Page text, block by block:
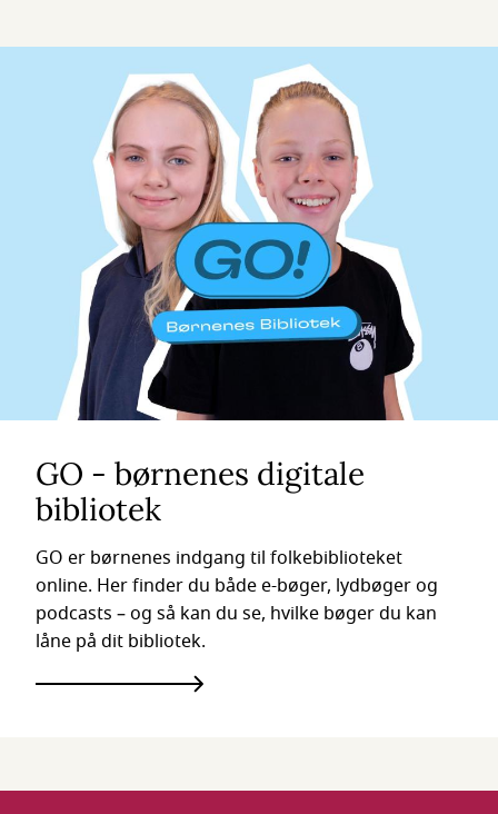
GO - børnenes digitale
bibliotek
GO er børnenes indgang til folkebiblioteket
online. Her finder du både e-bøger, lydbøger og
podcasts – og så kan du se, hvilke bøger du kan
låne på dit bibliotek.